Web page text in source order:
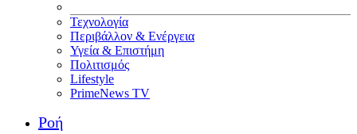
Τεχνολογία
Περιβάλλον & Ενέργεια
Υγεία & Επιστήμη
Πολιτισμός
Lifestyle
PrimeNews TV
Ροή